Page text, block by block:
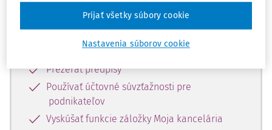
Vďaka registrácii si môžete
Prečítať platené články na portáli
Prezerať predpisy
Používať účtovné súvzťažnosti pre
podnikateľov
Vyskúšať funkcie záložky Moja kancelária
Nastavenia súborov cookie
Prijať všetky súbory cookie